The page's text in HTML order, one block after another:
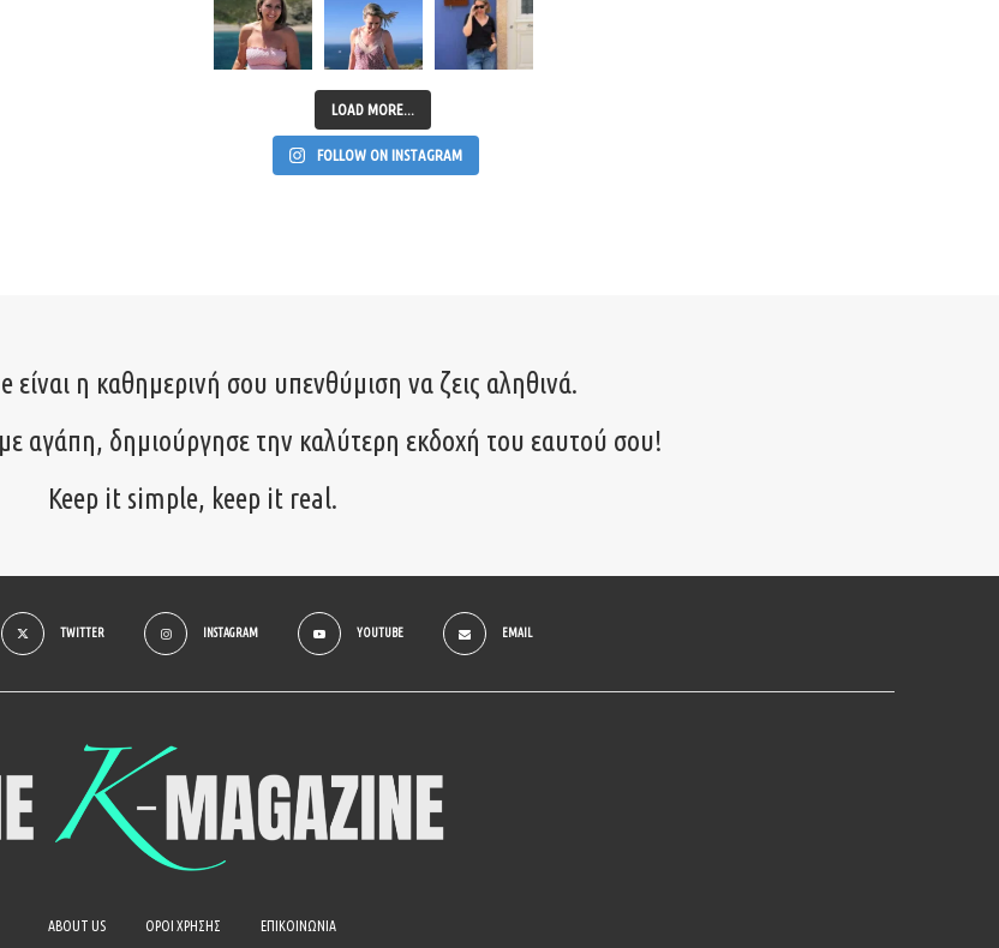
LOAD MORE...
FOLLOW ON INSTAGRAM
η καθημερινή σου υπενθύμιση να ζεις αληθινά.
αγάπη, δημιούργησε την καλύτερη εκδοχή του εαυτού σου!
Keep it simple, keep it real.
TWITTER INSTAGRAM YOUTUBE EMAIL
ABOUT US ΟΡΟΙ ΧΡΗΣΗΣ ΕΠΙΚΟΙΝΩΝΙΑ